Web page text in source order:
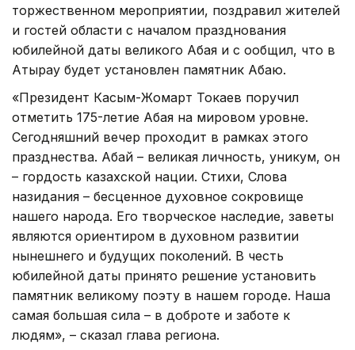
торжественном мероприятии, поздравил жителей
и гостей области с началом празднования
юбилейной даты великого Абая и с ообщил, что в
Атырау будет установлен памятник Абаю.
«Президент Касым-Жомарт Токаев поручил
отметить 175-летие Абая на мировом уровне.
Сегодняшний вечер проходит в рамках этого
празднества. Абай – великая личность, уникум, он
– гордость казахской нации. Стихи, Слова
назидания – бесценное духовное сокровище
нашего народа. Его творческое наследие, заветы
являются ориентиром в духовном развитии
нынешнего и будущих поколений. В честь
юбилейной даты принято решение установить
памятник великому поэту в нашем городе. Наша
самая большая сила – в доброте и заботе к
людям», – сказал глава региона.